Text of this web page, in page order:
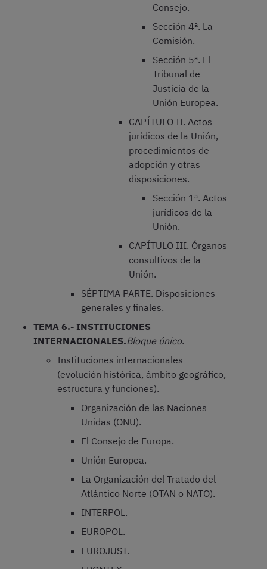
Consejo.
Sección 4ª. La
Comisión.
Sección 5ª. El
Tribunal de
Justicia de la
Unión Europea.
CAPÍTULO II. Actos
jurídicos de la Unión,
procedimientos de
adopción y otras
disposiciones.
Sección 1ª. Actos
jurídicos de la
Unión.
CAPÍTULO III. Órganos
consultivos de la
Unión.
SÉPTIMA PARTE. Disposiciones
generales y finales.
TEMA 6.- INSTITUCIONES
INTERNACIONALES.Bloque único.
Instituciones internacionales
(evolución histórica, ámbito geográfico,
estructura y funciones).
Organización de las Naciones
Unidas (ONU).
El Consejo de Europa.
Unión Europea.
La Organización del Tratado del
Atlántico Norte (OTAN o NATO).
INTERPOL.
EUROPOL.
EUROJUST.